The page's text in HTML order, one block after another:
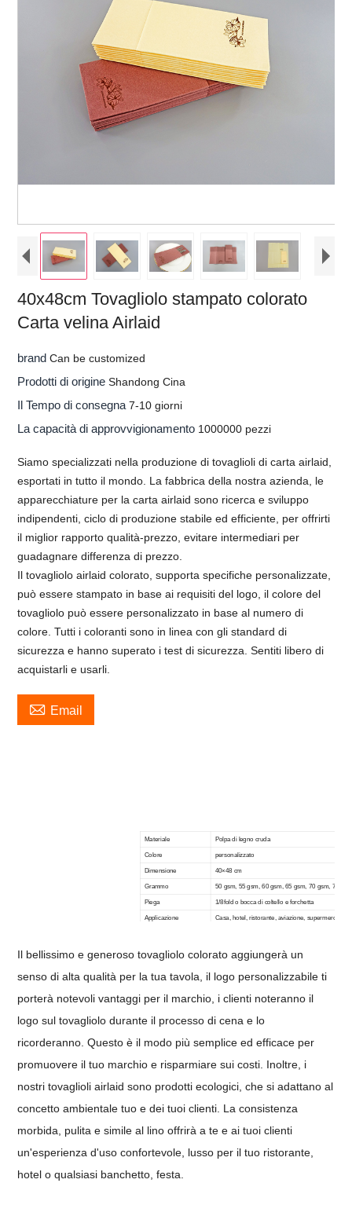
40x48cm Tovagliolo stampato colorato
Carta velina Airlaid
brandCan be customized
Prodotti di origineShandong Cina
Il Tempo di consegna7-10 giorni
La capacità di approvvigionamento 1000000 pezzi
Siamo specializzati nella produzione di tovaglioli di carta airlaid,
esportati in tutto il mondo. La fabbrica della nostra azienda, le
apparecchiature per la carta airlaid sono ricerca e sviluppo
indipendenti, ciclo di produzione stabile ed efficiente, per offrirti
il ​​miglior rapporto qualità-prezzo, evitare intermediari per
guadagnare differenza di prezzo.
Il tovagliolo airlaid colorato, supporta specifiche personalizzate,
può essere stampato in base ai requisiti del logo, il colore del
tovagliolo può essere personalizzato in base al numero di
colore. Tutti i coloranti sono in linea con gli standard di
sicurezza e hanno superato i test di sicurezza. Sentiti libero di
acquistarli e usarli.
 Email
Materiale Polpa di legno cruda
Colore personalizzato
Dimensione 40×48 cm
Grammo 50 gsm, 55 gsm, 60 gsm, 65 gsm, 70 gsm, 75
Piega 1/8fold o bocca di coltello e forchetta
Applicazione Casa, hotel, ristorante, aviazione, supermercato,
Imballaggio 50 pezzi/borsa, 1000 pezzi/cartone
Servizio di esempio Campione gratuito disponibile
Il bellissimo e generoso tovagliolo colorato aggiungerà un
senso di alta qualità per la tua tavola, il logo personalizzabile ti
porterà notevoli vantaggi per il marchio, i clienti noteranno il
logo sul tovagliolo durante il processo di cena e lo
ricorderanno.Questo è il modo più semplice ed efficace per
promuovere il tuo marchio e risparmiare sui costi. Inoltre, i
nostri tovaglioli airlaid sono prodotti ecologici, che si adattano al
concetto ambientale tuo e dei tuoi clienti. La consistenza
morbida, pulita e simile al lino offrirà a te e ai tuoi clienti
un'esperienza d'uso confortevole, lusso per il tuo ristorante,
hotel o qualsiasi banchetto, festa.